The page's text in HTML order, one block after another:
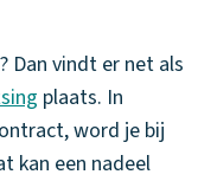
Dan vindt er net als
plaats. In
word je bij
kan een nadeel